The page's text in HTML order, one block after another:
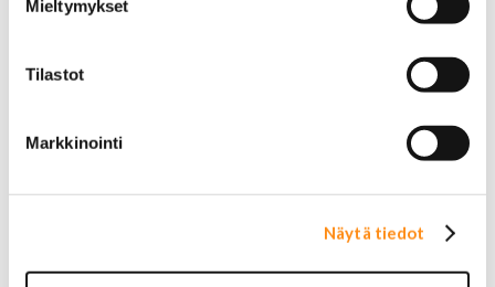
Mieltymykset
Tilastot
Markkinointi
Näytä tiedot
Pölykapselit, keskiöt, spinnerit
14 tuumaiset vanteet